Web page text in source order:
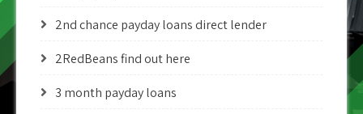
2nd chance payday loans direct lender
2RedBeans find out here
3 month payday loans